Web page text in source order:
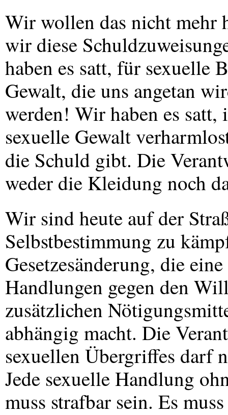
Wir wollen das nicht mehr
wir diese
haben es satt, für sexuelle
Gewalt, die uns angetan
werden! Wir haben es satt,
sexuelle Gewalt
die Schuld gibt. Die
weder die Kleidung noch
Wir sind heute auf der
Selbstbestimmung zu
Gesetzesänderung, die
Handlungen gegen den
zusätzlichen
abhängig macht. Die
sexuellen Übergriffes darf
Jede sexuelle Handlung
muss strafbar sein. Es